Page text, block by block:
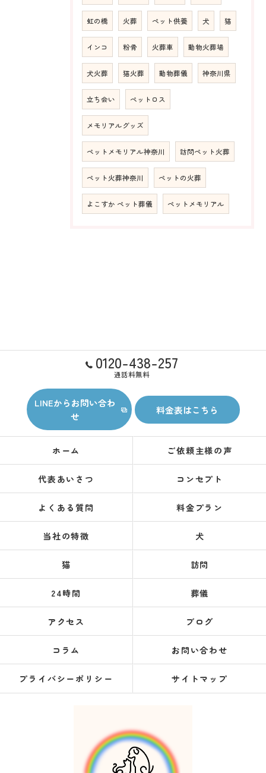
虹の橋 火葬 ペット供養 犬 猫
インコ 粉骨 火葬車 動物火葬場
犬火葬 猫火葬 動物葬儀 神奈川県
立ち会い ペットロス
メモリアルグッズ
ペットメモリアル神奈川 訪問ペット火葬
ペット火葬神奈川 ペットの火葬
よこすか ペット葬儀 ペットメモリアル
0120-438-257
通話料無料
LINEからお問い合わ
せ
料金表はこちら
ホーム ご依頼主様の声
代表あいさつ コンセプト
よくある質問 料金プラン
当社の特徴 犬
猫 訪問
24時間 葬儀
アクセス ブログ
コラム お問い合わせ
プライバシーポリシー サイトマップ